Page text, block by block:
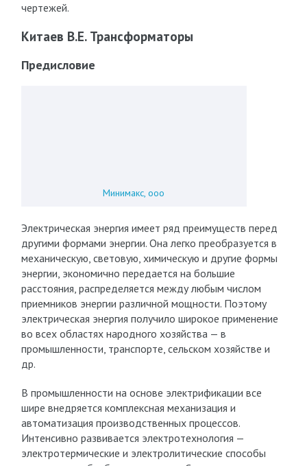
чертежей.
Китаев В.Е. Трансформаторы
Предисловие
Минимакс, ооо
Электрическая энергия имеет ряд преимуществ перед
другими формами энергии. Она легко преобразуется в
механическую, световую, химическую и другие формы
энергии, экономично передается на большие
расстояния, распределяется между любым числом
приемников энергии различной мощности. Поэтому
электрическая энергия получило широкое применение
во всех областях народного хозяйства — в
промышленности, транспорте, сельском хозяйстве и
др.
В промышленности на основе электрификации все
шире внедряется комплексная механизация и
автоматизация производственных процессов.
Интенсивно развивается электротехнология —
электротермические и электролитические способы